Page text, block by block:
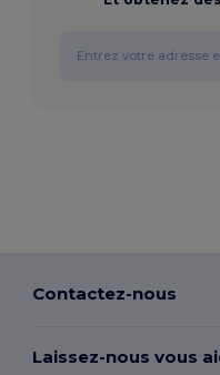
Contactez-nous
Laissez-nous vous